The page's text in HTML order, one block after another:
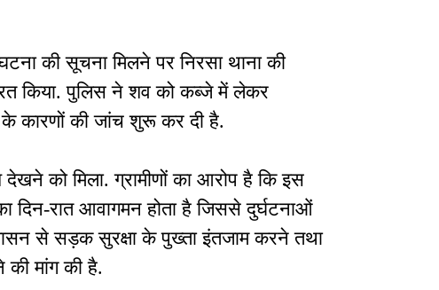
की सूचना मिलने पर निरसा थाना की
किया. पुलिस ने शव को कब्जे में लेकर
के कारणों की जांच शुरू कर दी है.
को मिला. ग्रामीणों का आरोप है कि इस
दिन-रात आवागमन होता है जिससे दुर्घटनाओं
से सड़क सुरक्षा के पुख्ता इंतजाम करने तथा
की मांग की है.